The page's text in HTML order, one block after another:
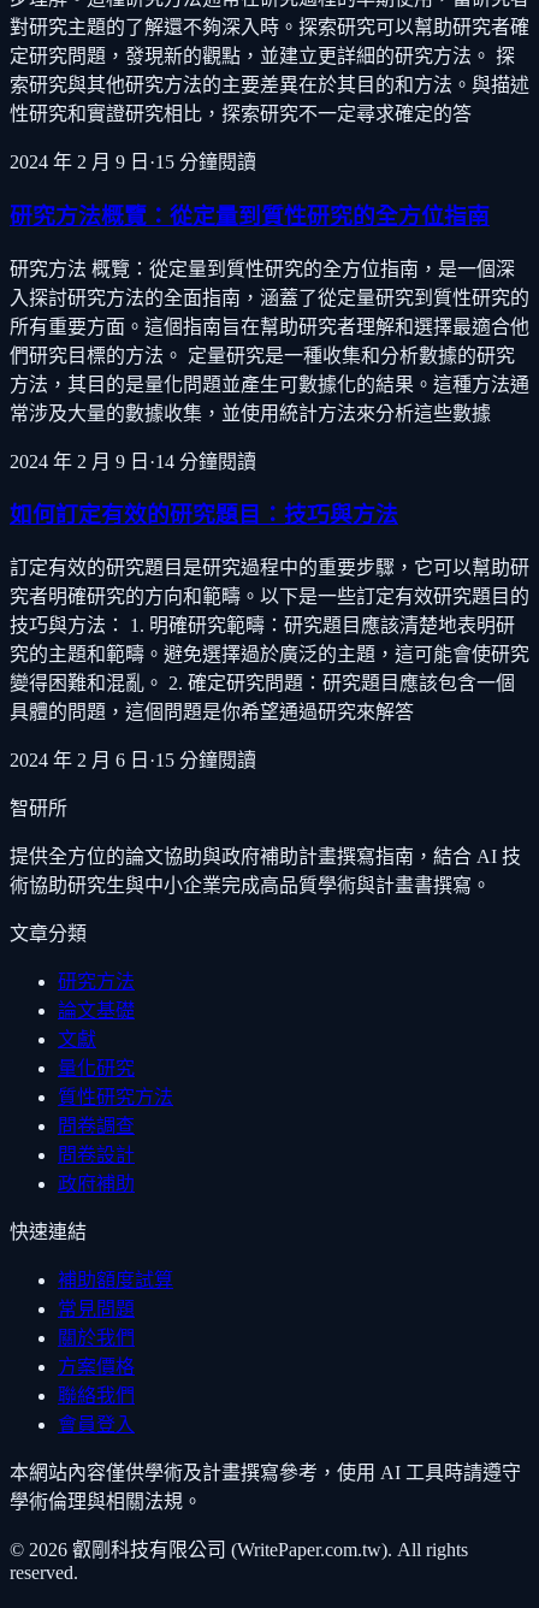
對研究主題的了解還不夠深入時。探索研究可以幫助研究者確
定研究問題，發現新的觀點，並建立更詳細的研究方法。 探
索研究與其他研究方法的主要差異在於其目的和方法。與描述
性研究和實證研究相比，探索研究不一定尋求確定的答
2024 年 2 月 9 日 ·15 分鐘閱讀
研究方法概覽：從定量到質性研究的全方位指南
研究方法 概覽：從定量到質性研究的全方位指南，是一個深
入探討研究方法的全面指南，涵蓋了從定量研究到質性研究的
所有重要方面。這個指南旨在幫助研究者理解和選擇最適合他
們研究目標的方法。 定量研究是一種收集和分析數據的研究
方法，其目的是量化問題並產生可數據化的結果。這種方法通
常涉及大量的數據收集，並使用統計方法來分析這些數據
2024 年 2 月 9 日 ·14 分鐘閱讀
如何訂定有效的研究題目：技巧與方法
訂定有效的研究題目是研究過程中的重要步驟，它可以幫助研
究者明確研究的方向和範疇。以下是一些訂定有效研究題目的
技巧與方法： 1. 明確研究範疇：研究題目應該清楚地表明研
究的主題和範疇。避免選擇過於廣泛的主題，這可能會使研究
變得困難和混亂。 2. 確定研究問題：研究題目應該包含一個
具體的問題，這個問題是你希望通過研究來解答
2024 年 2 月 6 日 ·15 分鐘閱讀
智研所
提供全方位的論文協助與政府補助計畫撰寫指南，結合 AI 技
術協助研究生與中小企業完成高品質學術與計畫書撰寫。
文章分類
研究方法
論文基礎
文獻
量化研究
質性研究方法
問卷調查
問卷設計
政府補助
快速連結
補助額度試算
常見問題
關於我們
方案價格
聯絡我們
會員登入
本網站內容僅供學術及計畫撰寫參考，使用 AI 工具時請遵守
學術倫理與相關法規。
© 2026 叡剛科技有限公司 (WritePaper.com.tw). All rights
reserved.